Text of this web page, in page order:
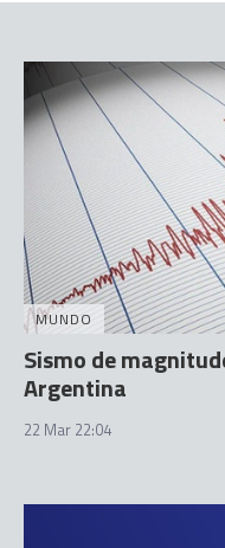
MUNDO
Sismo de
Argentina
22 Mar 22:04